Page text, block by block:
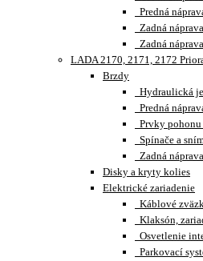
Predná
Zadná
Zadná
LADA 2170, 2171, 2172
Brzdy
Hydraulická
Predná
Prvky pohonu
Spínače a
Zadná náprava
Disky a kryty kolies
Elektrické zariadenie
Káblové
Klaksón,
Osvetlenie
Parkovací